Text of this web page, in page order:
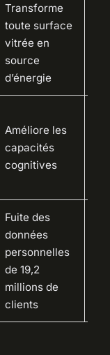
Transforme
toute surface
vitrée en
source
d’énergie
Améliore les
capacités
cognitives
Fuite des
données
personnelles
de 19,2
millions de
clients